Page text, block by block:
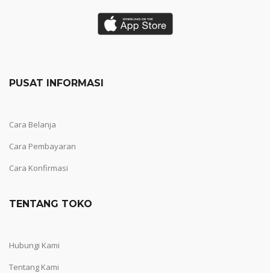
PUSAT INFORMASI
Cara Belanja
Cara Pembayaran
Cara Konfirmasi
TENTANG TOKO
Hubungi Kami
Tentang Kami